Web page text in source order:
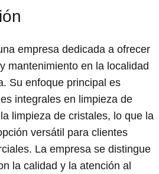
empresa dedicada a ofrecer
mantenimiento en la localidad
Su enfoque principal es
integrales en limpieza de
limpieza de cristales, lo que la
versátil para clientes
La empresa se distingue
la calidad y la atención al